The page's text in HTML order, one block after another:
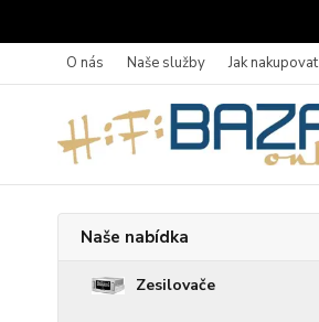
O nás Naše služby Jak nakupovat
Naše nabídka
Zesilovače